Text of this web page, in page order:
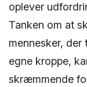
oplever
Tanken om at
mennesker,
egne kroppe,
skræmmende